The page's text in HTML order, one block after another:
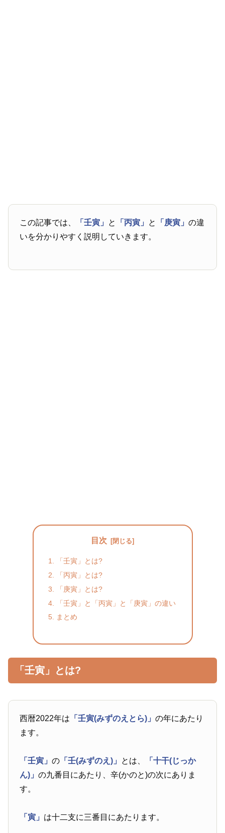
この記事では、 「壬寅」 と 「丙寅」 と 「庚寅」の違
いを分かりやすく説明していきます。
目次
「壬寅」とは?
「丙寅」とは?
「庚寅」とは?
「壬寅」と「丙寅」と「庚寅」の違い
まとめ
「壬寅」とは?
西暦2022年は 「壬寅(みずのえとら)」の年にあたり
ます。
「壬寅」の 「壬(みずのえ)」 とは、
「十干(じっか
ん)」の九番目にあたり、辛(かのと)の次にありま
す。
「寅」 は十二支に三番目にあたります。